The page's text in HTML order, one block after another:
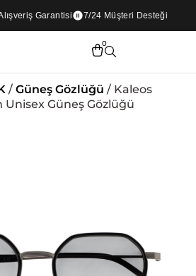
Garantisi 7/24 Müşteri Desteği
0
/ Güneş Gözlüğü / Kaleos
Güneş Gözlüğü